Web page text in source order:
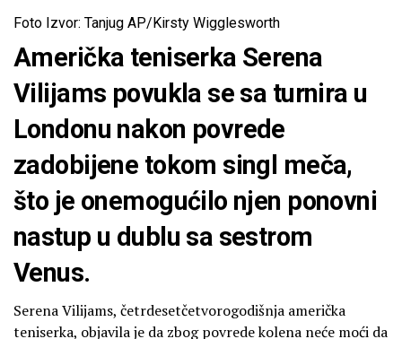
Foto Izvor: Tanjug AP/Kirsty Wigglesworth
Američka teniserka Serena
Vilijams povukla se sa turnira u
Londonu nakon povrede
zadobijene tokom singl meča,
što je onemogućilo njen ponovni
nastup u dublu sa sestrom
Venus.
Serena Vilijams, četrdesetčetvorogodišnja američka
teniserka, objavila je da zbog povrede kolena neće moći da